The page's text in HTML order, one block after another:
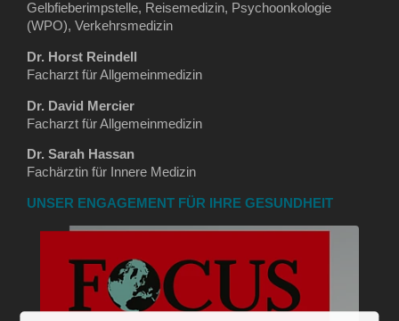
Gelbfieberimpstelle, Reisemedizin, Psychoonkologie
(WPO), Verkehrsmedizin
Dr. Horst Reindell
Facharzt für Allgemeinmedizin
Dr. David Mercier
Facharzt für Allgemeinmedizin
Dr. Sarah Hassan
Fachärztin für Innere Medizin
UNSER ENGAGEMENT FÜR IHRE GESUNDHEIT